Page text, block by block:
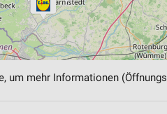
um mehr Informationen